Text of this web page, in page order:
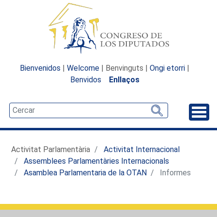
Bienvenidos | Welcome | Benvinguts | Ongi etorri |
Benvidos
Enllaços
Activitat Parlamentària
Activitat Internacional
Assemblees Parlamentàries Internacionals
Asamblea Parlamentaria de la OTAN
Informes